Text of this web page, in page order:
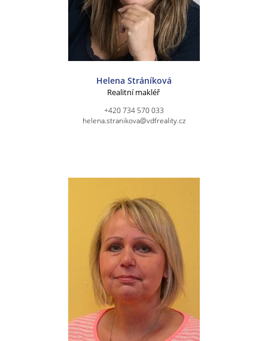
Helena Stráníková
Realitní makléř
+420 734 570 033
helena.stranikova@vdfreality.cz